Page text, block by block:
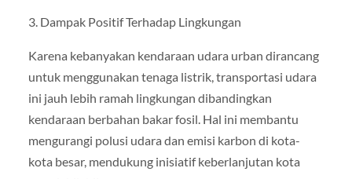
3. Dampak Positif Terhadap Lingkungan
Karena kebanyakan kendaraan udara urban dirancang
untuk menggunakan tenaga listrik, transportasi udara
ini jauh lebih ramah lingkungan dibandingkan
kendaraan berbahan bakar fosil. Hal ini membantu
mengurangi polusi udara dan emisi karbon di kota-
kota besar, mendukung inisiatif keberlanjutan kota